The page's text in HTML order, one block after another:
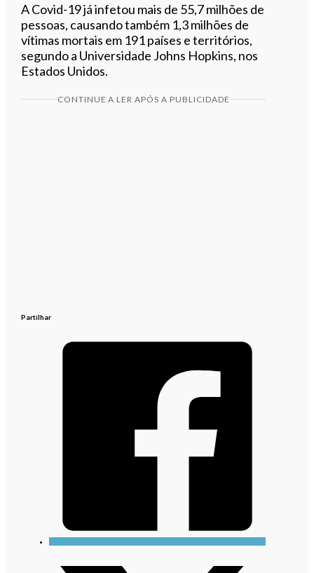
A Covid-19 já infetou mais de 55,7 milhões de
pessoas, causando também 1,3 milhões de
vítimas mortais em 191 países e territórios,
segundo a Universidade Johns Hopkins, nos
Estados Unidos.
CONTINUE A LER APÓS A PUBLICIDADE
Partilhar